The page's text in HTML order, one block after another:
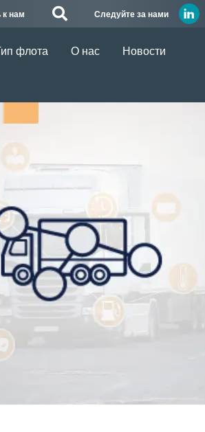
к нам Следуйте за нами
флота О нас
Новости